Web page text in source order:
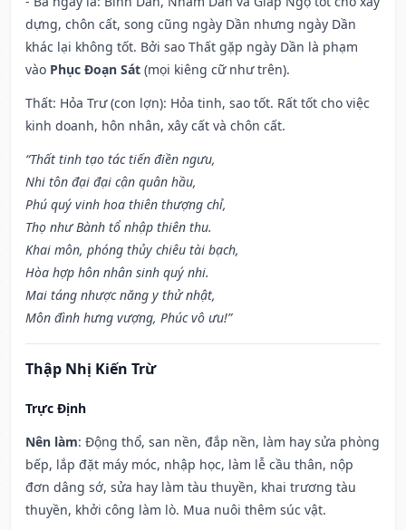
dựng, chôn cất, song cũng ngày Dần nhưng ngày Dần
khác lại không tốt. Bởi sao Thất gặp ngày Dần là phạm
vào Phục Đoạn Sát (mọi kiêng cữ như trên).
Thất: Hỏa Trư (con lợn): Hỏa tinh, sao tốt. Rất tốt cho việc
kinh doanh, hôn nhân, xây cất và chôn cất.
“Thất tinh tạo tác tiến điền ngưu,
Nhi tôn đại đại cận quân hầu,
Phú quý vinh hoa thiên thượng chỉ,
Thọ như Bành tổ nhập thiên thu.
Khai môn, phóng thủy chiêu tài bạch,
Hòa hợp hôn nhân sinh quý nhi.
Mai táng nhược năng y thử nhật,
Môn đình hưng vượng, Phúc vô ưu!”
Thập Nhị Kiến Trừ
Trực Định
Nên làm: Động thổ, san nền, đắp nền, làm hay sửa phòng
bếp, lắp đặt máy móc, nhập học, làm lễ cầu thân, nộp
đơn dâng sớ, sửa hay làm tàu thuyền, khai trương tàu
thuyền, khởi công làm lò. Mua nuôi thêm súc vật.